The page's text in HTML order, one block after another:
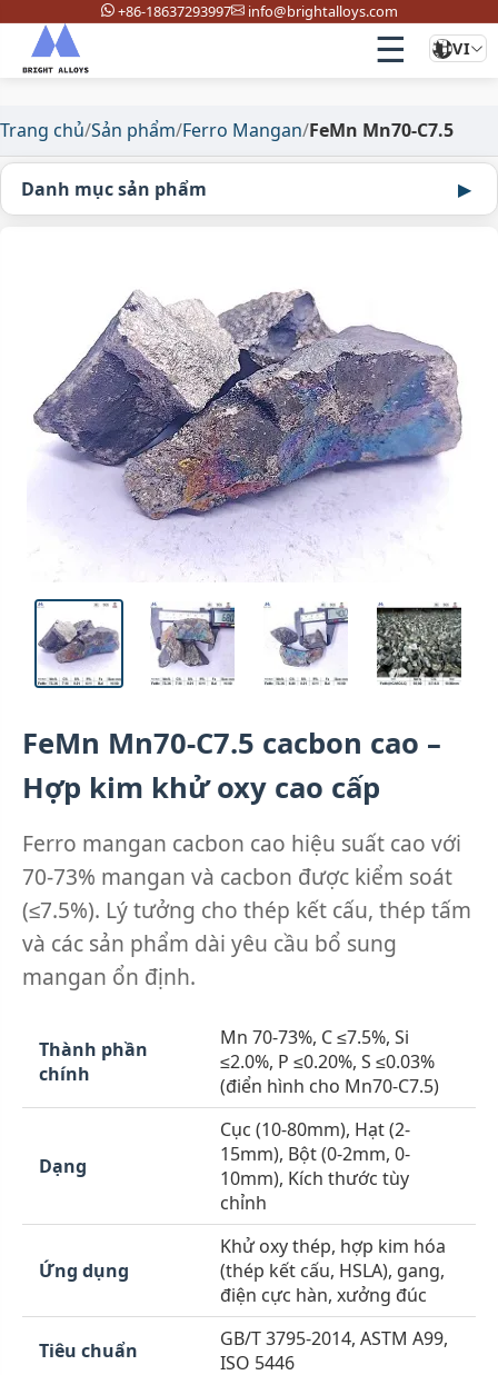
+86-18637293997 info@brightalloys.com
☰ VI
Trang chủ/Sản phẩm/Ferro Mangan/FeMn Mn70-C7.5
Danh mục sản phẩm
FeMn Mn70-C7.5 cacbon cao –
Hợp kim khử oxy cao cấp
Ferro mangan cacbon cao hiệu suất cao với
70-73% mangan và cacbon được kiểm soát
(≤7.5%). Lý tưởng cho thép kết cấu, thép tấm
và các sản phẩm dài yêu cầu bổ sung
mangan ổn định.
Thành phần
chính
Mn 70-73%, C ≤7.5%, Si
≤2.0%, P ≤0.20%, S ≤0.03%
(điển hình cho Mn70-C7.5)
Dạng
Cục (10-80mm), Hạt (2-
15mm), Bột (0-2mm, 0-
10mm), Kích thước tùy
chỉnh
Ứng dụng
Khử oxy thép, hợp kim hóa
(thép kết cấu, HSLA), gang,
điện cực hàn, xưởng đúc
Tiêu chuẩn
GB/T 3795-2014, ASTM A99,
ISO 5446